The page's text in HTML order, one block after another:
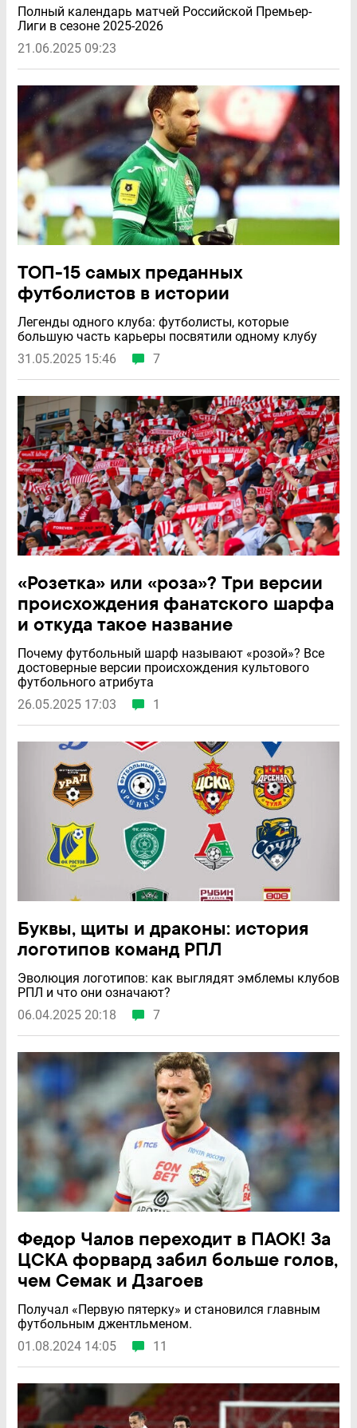
Полный календарь матчей Российской Премьер-
Лиги в сезоне 2025-2026
21.06.2025 09:23
ТОП-15 самых преданных
футболистов в истории
Легенды одного клуба: футболисты, которые
большую часть карьеры посвятили одному клубу
31.05.2025 15:46
7
«Розетка» или «роза»? Три версии
происхождения фанатского шарфа
и откуда такое название
Почему футбольный шарф называют «розой»? Все
достоверные версии происхождения культового
футбольного атрибута
26.05.2025 17:03
1
Буквы, щиты и драконы: история
логотипов команд РПЛ
Эволюция логотипов: как выглядят эмблемы клубов
РПЛ и что они означают?
06.04.2025 20:18
7
Федор Чалов переходит в ПАОК! За
ЦСКА форвард забил больше голов,
чем Семак и Дзагоев
Получал «Первую пятерку» и становился главным
футбольным джентльменом.
01.08.2024 14:05
11